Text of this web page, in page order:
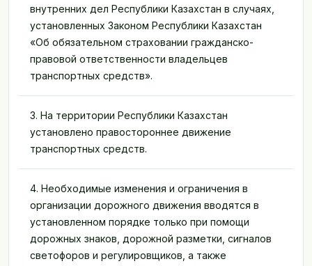
внутренних дел Республики Казахстан в случаях,
установленных Законом Республики Казахстан
«Об обязательном страховании гражданско-
правовой ответственности владельцев
транспортных средств».
3. На территории Республики Казахстан
установлено правостороннее движение
транспортных средств.
4. Необходимые изменения и ограничения в
организации дорожного движения вводятся в
установленном порядке только при помощи
дорожных знаков, дорожной разметки, сигналов
светофоров и регулировщиков, а также